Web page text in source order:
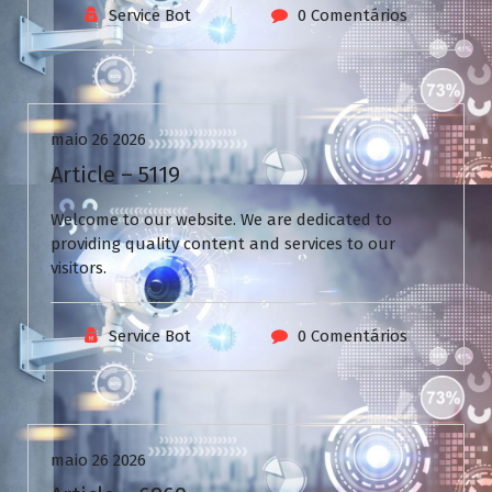
Service Bot 0 Comentários
Uncategorized
maio 26 2026
Article – 5119
Welcome to our website. We are dedicated to
providing quality content and services to our
visitors.
Service Bot 0 Comentários
Uncategorized
maio 26 2026